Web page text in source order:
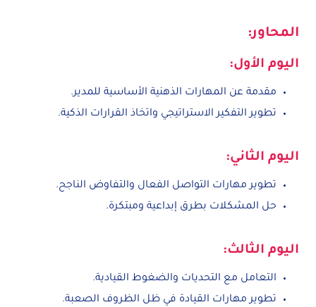
المحاور:
اليوم الأول:
مقدمة عن المهارات الذهنية الأساسية للمدير.
تطوير التفكير الاستراتيجي واتخاذ القرارات الذكية.
اليوم الثاني:
تطوير مهارات التواصل الفعال والتفاوض الناجح.
حل المشكلات بطرق إبداعية ومبتكرة.
اليوم الثالث:
التعامل مع التحديات والضغوط القيادية.
تطوير مهارات القيادة في ظل الظروف الصعبة.